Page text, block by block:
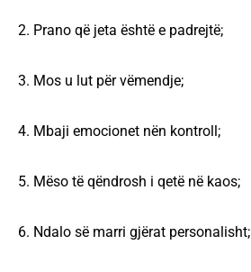
2. Prano që jeta është e padrejtë;
3. Mos u lut për vëmendje;
4. Mbaji emocionet nën kontroll;
5. Mëso të qëndrosh i qetë në kaos;
6. Ndalo së marri gjërat personalisht;